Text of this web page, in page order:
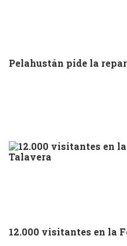
Pelahustán pide la
12.000 visitantes en la